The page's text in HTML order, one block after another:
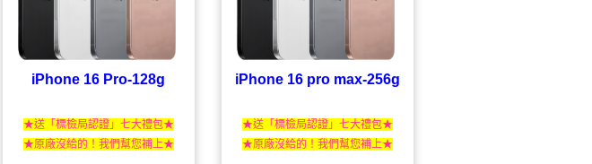
iPhone 16 Pro-128g
★送「標檢局認證」七大禮包★
★原廠沒給的！我們幫您補上★
iPhone 16 pro max-256g
★送「標檢局認證」七大禮包★
★原廠沒給的！我們幫您補上★